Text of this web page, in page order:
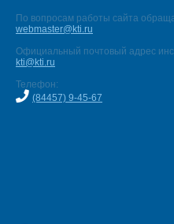
По вопросам работы сайта
webmaster@kti.ru
Официальный почтовый адрес
kti@kti.ru
Телефон:
(84457) 9-45-67